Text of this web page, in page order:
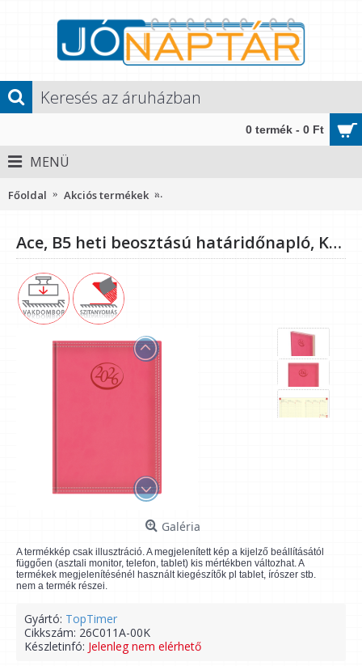
0 termék - 0 Ft
MENÜ
Főoldal Akciós termékek
Ace, B5 heti beosztású határidőnapló, Korallpiros
Galéria
A termékkép csak illusztráció. A megjelenített kép a kijelző beállításától
függően (asztali monitor, telefon, tablet) kis mértékben változhat. A
termékek megjelenítésénél használt kiegészítők pl tablet, írószer stb.
nem a termék részei.
Gyártó: TopTimer
Cikkszám: 26C011A-00K
Készletinfó: Jelenleg nem elérhető